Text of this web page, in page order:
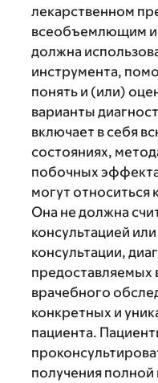
лекарственном
всеобъемлющим
должна
инструмента,
понять и (или)
варианты
включает в себя
состояниях,
побочных
могут относиться
Она не должна
консультацией
консультации,
предоставляемых
врачебного
конкретных и
пациента.
получения